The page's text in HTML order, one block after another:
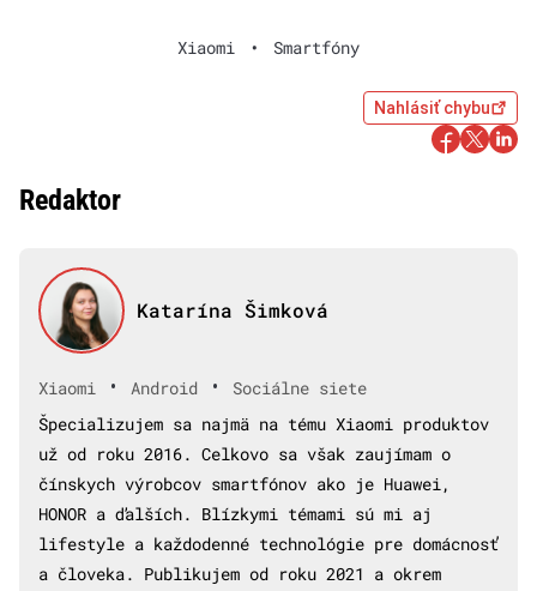
Xiaomi • Smartfóny
Nahlásiť chybu
Redaktor
Katarína Šimková
Xiaomi • Android •
Sociálne siete
Špecializujem sa najmä na tému Xiaomi produktov
už od roku 2016. Celkovo sa však zaujímam o
čínskych výrobcov smartfónov ako je Huawei,
HONOR a ďalších. Blízkymi témami sú mi aj
lifestyle a každodenné technológie pre domácnosť
a človeka. Publikujem od roku 2021 a okrem